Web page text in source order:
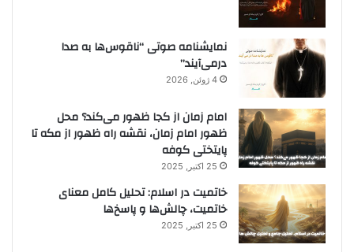
نمایشنامه صوتی “ناقوس‌ها به صدا
در‌می‌آیند”
4 ژوئن, 2026
امام زمان از کجا ظهور می‌کند؟ محل
ظهور امام زمان، نقشه راه ظهور از مکه تا
پایتختی کوفه
25 اکتبر, 2025
خاتمیت در اسلام: تحلیل کامل معنای
خاتمیت، چالش‌ها و پاسخ‌ها
25 اکتبر, 2025